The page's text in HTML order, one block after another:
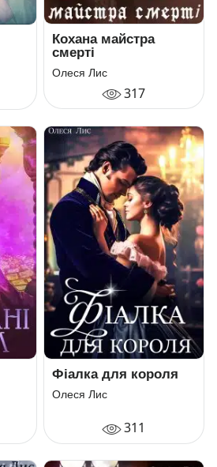
Кохана майстра
смерті
Олеся Лис
317
Фіалка для короля
Олеся Лис
311